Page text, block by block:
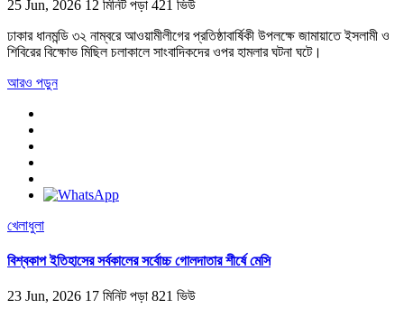
25 Jun, 2026 12 মিনিট পড়া 421 ভিউ
ঢাকার ধানমন্ডি ৩২ নাম্বরে আওয়ামীলীগের প্রতিষ্ঠাবার্ষিকী উপলক্ষে জামায়াতে ইসলামী ও
শিবিরের বিক্ষোভ মিছিল চলাকালে সাংবাদিকদের ওপর হামলার ঘটনা ঘটে।
আরও পড়ুন
খেলাধুলা
বিশ্বকাপ ইতিহাসের সর্বকালের সর্বোচ্চ গোলদাতার শীর্ষে মেসি
23 Jun, 2026 17 মিনিট পড়া 821 ভিউ